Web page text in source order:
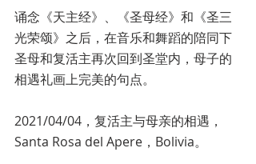
诵念《天主经》、《圣母经》和《圣三
光荣颂》之后，在音乐和舞蹈的陪同下
圣母和复活主再次回到圣堂内，母子的
相遇礼画上完美的句点。
2021/04/04，复活主与母亲的相遇，
Santa Rosa del Apere，Bolivia。